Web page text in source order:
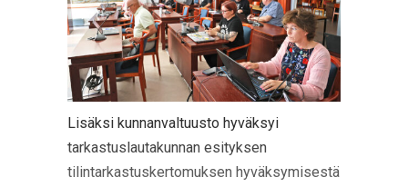
Lisäksi kunnanvaltuusto hyväksyi
tarkastuslautakunnan esityksen
tilintarkastuskertomuksen hyväksymisestä